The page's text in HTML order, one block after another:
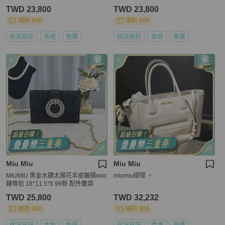
TWD 23,800
現折 800
狀況良好 本地 免運
TWD 23,800
現折 800
狀況良好 本地 免運
Miu Miu
MIUMIU 黑金水鑽太陽花羊皮皺摺woc
鍊條包 18*11.5*5 99新 配件塵袋
TWD 25,800
現折 800
Miu Miu
miumiu缪缪 。
TWD 32,232
現折 800